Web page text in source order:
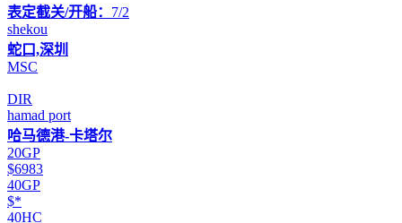
表定截关/开船： 7/2
shekou
蛇口,深圳
MSC
DIR
hamad port
哈马德港-卡塔尔
20GP
$6983
40GP
$*
40HC